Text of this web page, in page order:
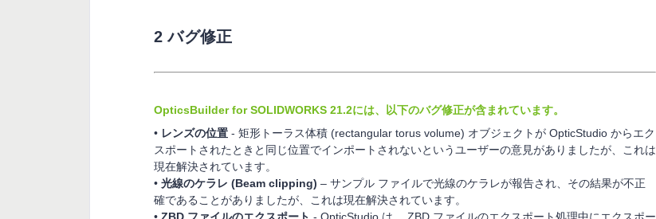
2 バグ修正
OpticsBuilder for SOLIDWORKS 21.2には、以下のバグ修正が含まれています。
• レンズの位置 - 矩形トーラス体積 (rectangular torus volume) オブジェクトが OpticStudio からエク
スポートされたときと同じ位置でインポートされないというユーザーの意見がありましたが、これは
現在解決されています。
• 光線のケラレ (Beam clipping) – サンプル ファイルで光線のケラレが報告され、その結果が不正
確であることがありましたが、これは現在解決されています。